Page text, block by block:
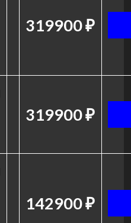
319900 ₽
319900 ₽
142900 ₽